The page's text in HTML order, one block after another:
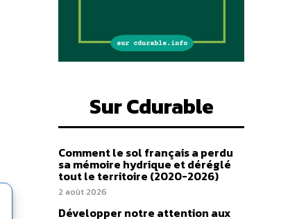
Sur Cdurable
Comment le sol français a perdu
sa mémoire hydrique et déréglé
tout le territoire (2020-2026)
2 août 2026
Développer notre attention aux